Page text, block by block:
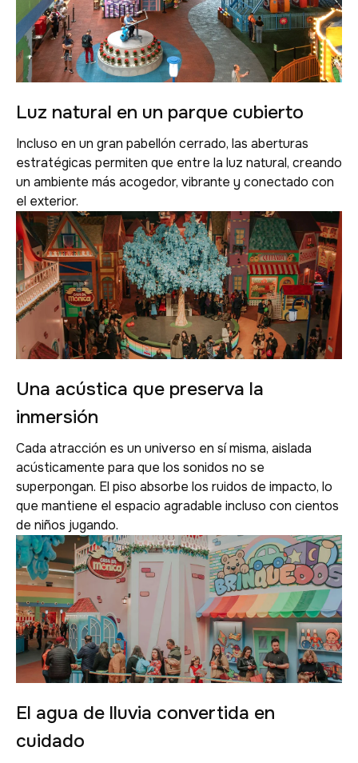
Luz natural en un parque cubierto
Incluso en un gran pabellón cerrado, las aberturas
estratégicas permiten que entre la luz natural, creando
un ambiente más acogedor, vibrante y conectado con
el exterior.
Una acústica que preserva la
inmersión
Cada atracción es un universo en sí misma, aislada
acústicamente para que los sonidos no se
superpongan. El piso absorbe los ruidos de impacto, lo
que mantiene el espacio agradable incluso con cientos
de niños jugando.
El agua de lluvia convertida en
cuidado